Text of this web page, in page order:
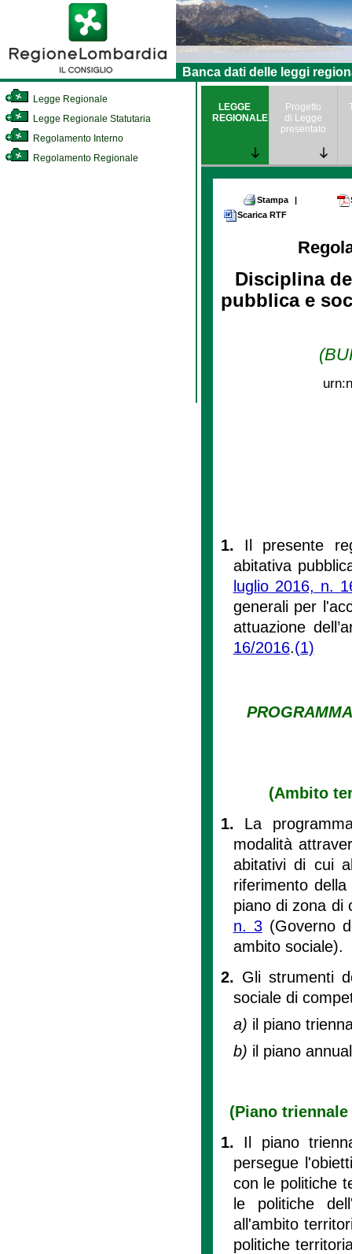
Banca dati delle leggi
Legge Regionale
Legge Regionale Statutaria
Regolamento Interno
Regolamento Regionale
LEGGE
REGIONALE
Progetto
di Legge
presentato
Stampa |
Scarica RTF
Disciplina
pubblica e
1. Il presente
abitativa
luglio 2016, n.
generali per
attuazione
16/2016.(1)
(Ambito
1. La
modalità
abitativi di cui
riferimento
piano di zona di
n. 3(Governo
ambito sociale).
2. Gli strumenti
sociale di
a) il piano
b) il piano
(Piano
1. Il piano
persegue
con le politiche
le politiche
all'ambito
politiche